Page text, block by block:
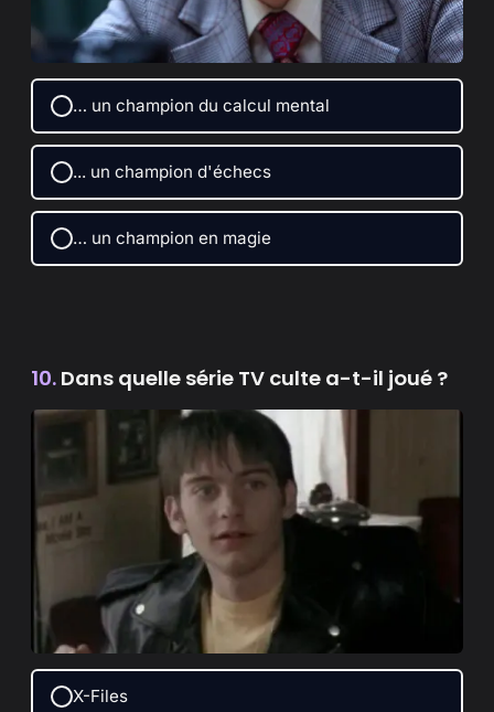
… un champion du calcul mental
... un champion d'échecs
… un champion en magie
10. Dans quelle série TV culte a-t-il joué ?
X-Files